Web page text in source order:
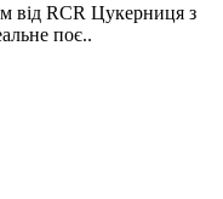
від RCR Цукерниця з
поє..